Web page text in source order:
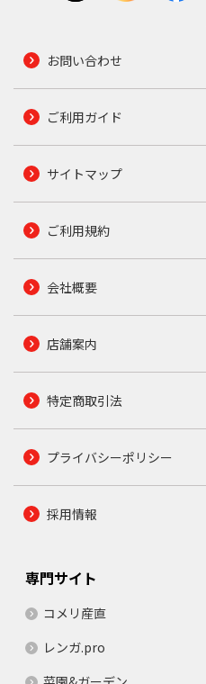
お問い合わせ
ご利用ガイド
サイトマップ
ご利用規約
会社概要
店舗案内
特定商取引法
プライバシーポリシー
採用情報
専門サイト
コメリ産直
レンガ.pro